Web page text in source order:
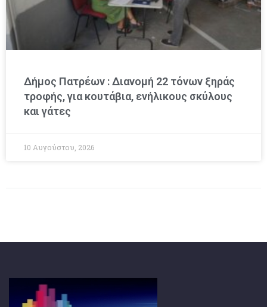
Δήμος Πατρέων : Διανομή 22 τόνων ξηράς
τροφής, για κουτάβια, ενήλικους σκύλους
και γάτες
10 Αυγούστου, 2026